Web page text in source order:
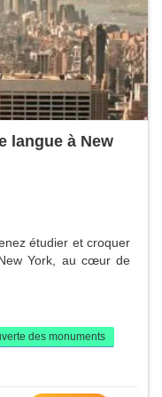
langue à New
étudier et croquer
York, au cœur de
des monuments